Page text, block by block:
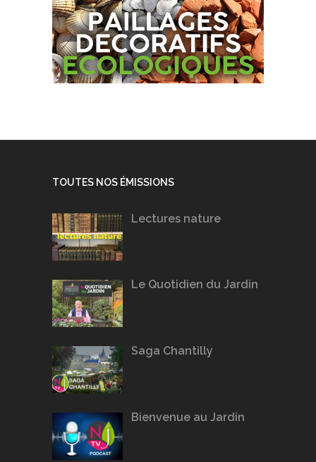
TOUTES NOS ÉMISSIONS
Lectures nature
Le Quotidien du Jardin
Saga Chantilly
Bienvenue au Jardin